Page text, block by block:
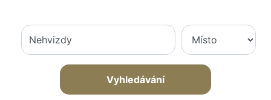
Vyhledávání